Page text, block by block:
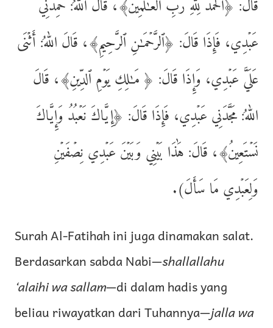
قَالَ: ﴿ٱلۡحَمۡدُ لِلَّهِ رَبِّ ٱلۡعَـٰلَمِينَ﴾، قَالَ اللهُ: حَمِدَنِي
عَبۡدِي، فَإِذَا قَالَ: ﴿ٱلرَّحۡمَـٰنِ ٱلرَّحِيمِ﴾، قَالَ اللهُ: أَثۡنَى
عَلَيَّ عَبۡدِي، وَإِذَا قَالَ: ﴿ مَـٰلِكِ يَوۡمِ ٱلدِّينِ﴾، قَالَ
اللهُ: مَجَّدَنِي عَبۡدِي، فَإِذَا قَالَ: ﴿إِيَّاكَ نَعۡبُدُ وَإِيَّاكَ
نَسۡتَعِينُ﴾، قَالَ: هَٰذَا بَيۡنِي وَبَيۡنَ عَبۡدِي نِصۡفَيۡنِ
وَلِعَبۡدِي مَا سَأَلَ).
Surah Al-Fatihah ini juga dinamakan salat.
Berdasarkan sabda Nabi—shallallahu
‘alaihi wa sallam—di dalam hadis yang
beliau riwayatkan dari Tuhannya—jalla wa